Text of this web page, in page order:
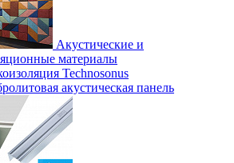
Акустические и
материалы
Technosonus
акустическая панель